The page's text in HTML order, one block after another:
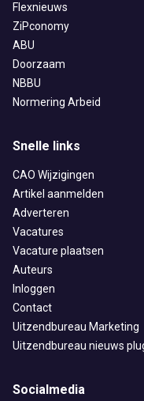
Flexnieuws
ZiPconomy
ABU
Doorzaam
NBBU
Normering Arbeid
Snelle links
CAO Wijzigingen
Artikel aanmelden
Adverteren
Vacatures
Vacature plaatsen
Auteurs
Inloggen
Contact
Uitzendbureau Marketing
Uitzendbureau nieuws
Socialmedia